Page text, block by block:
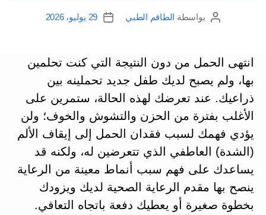
كاتببواسطة الطاقم الطبي
تاريخ
29 يوليو، 2026
انتهى الحمل من دون النتيجة التي كنت تحلمين
بها، ولم يصبح لديك طفل جديد تحملينه بين
ذراعيك. عند تعرضك لهذه الحالة، ستمرين على
الأغلب بفترة من الحزن والتشوش والخوف؛ ولن
يؤدي فهمك لسبب فقدان الحمل إلى إيقاف الألم
(الشدة) العاطفي الذي تتعرضين له، ولكنه قد
يساعدك على فهم سبب أنماط معينة من الرعاية
ينصح بها مقدم الرعاية الصحية لديك ويزودك
بخطوة صغيرة أو يعطيك دفعة باتجاه التعافي.